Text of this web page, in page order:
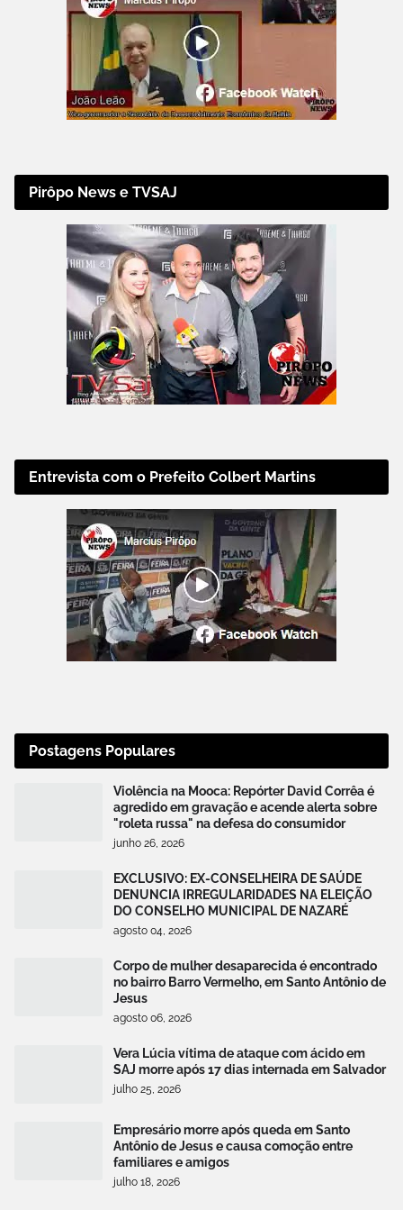
Pirôpo News e TVSAJ
Entrevista com o Prefeito Colbert Martins
Postagens Populares
Violência na Mooca: Repórter David Corrêa é
agredido em gravação e acende alerta sobre
"roleta russa" na defesa do consumidor
junho 26, 2026
EXCLUSIVO: EX-CONSELHEIRA DE SAÚDE
DENUNCIA IRREGULARIDADES NA ELEIÇÃO
DO CONSELHO MUNICIPAL DE NAZARÉ
agosto 04, 2026
Corpo de mulher desaparecida é encontrado
no bairro Barro Vermelho, em Santo Antônio de
Jesus
agosto 06, 2026
Vera Lúcia vítima de ataque com ácido em
SAJ morre após 17 dias internada em Salvador
julho 25, 2026
Empresário morre após queda em Santo
Antônio de Jesus e causa comoção entre
familiares e amigos
julho 18, 2026